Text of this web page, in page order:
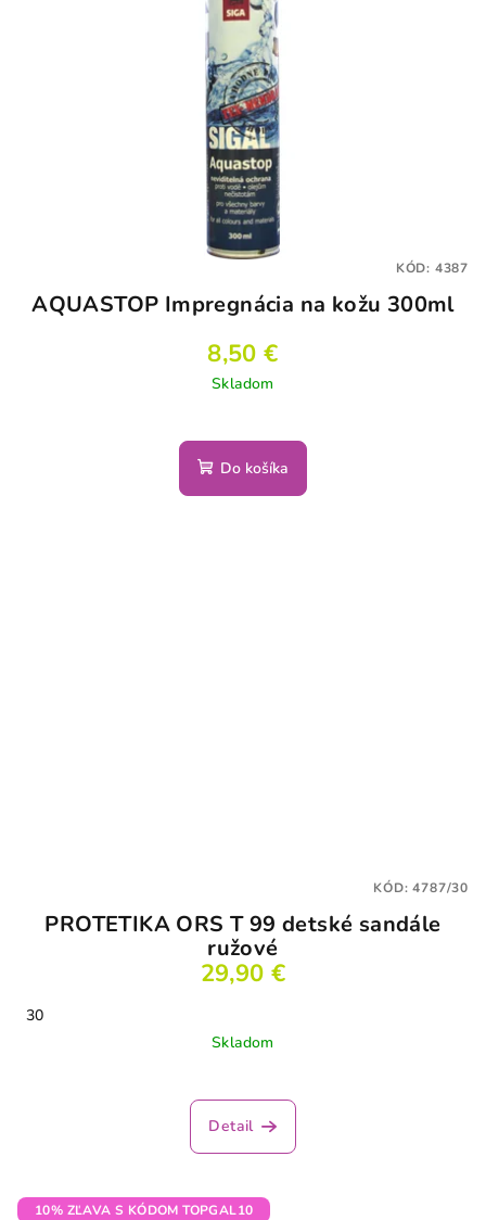
AQUASTOP Impregnácia na kožu 300ml
8,50 €
Skladom
Do košíka
KÓD: 4387
PROTETIKA ORS T 99 detské sandále
ružové
29,90 €
30
Skladom
Detail
KÓD:4787/30
10% ZĽAVA S KÓDOM TOPGAL10